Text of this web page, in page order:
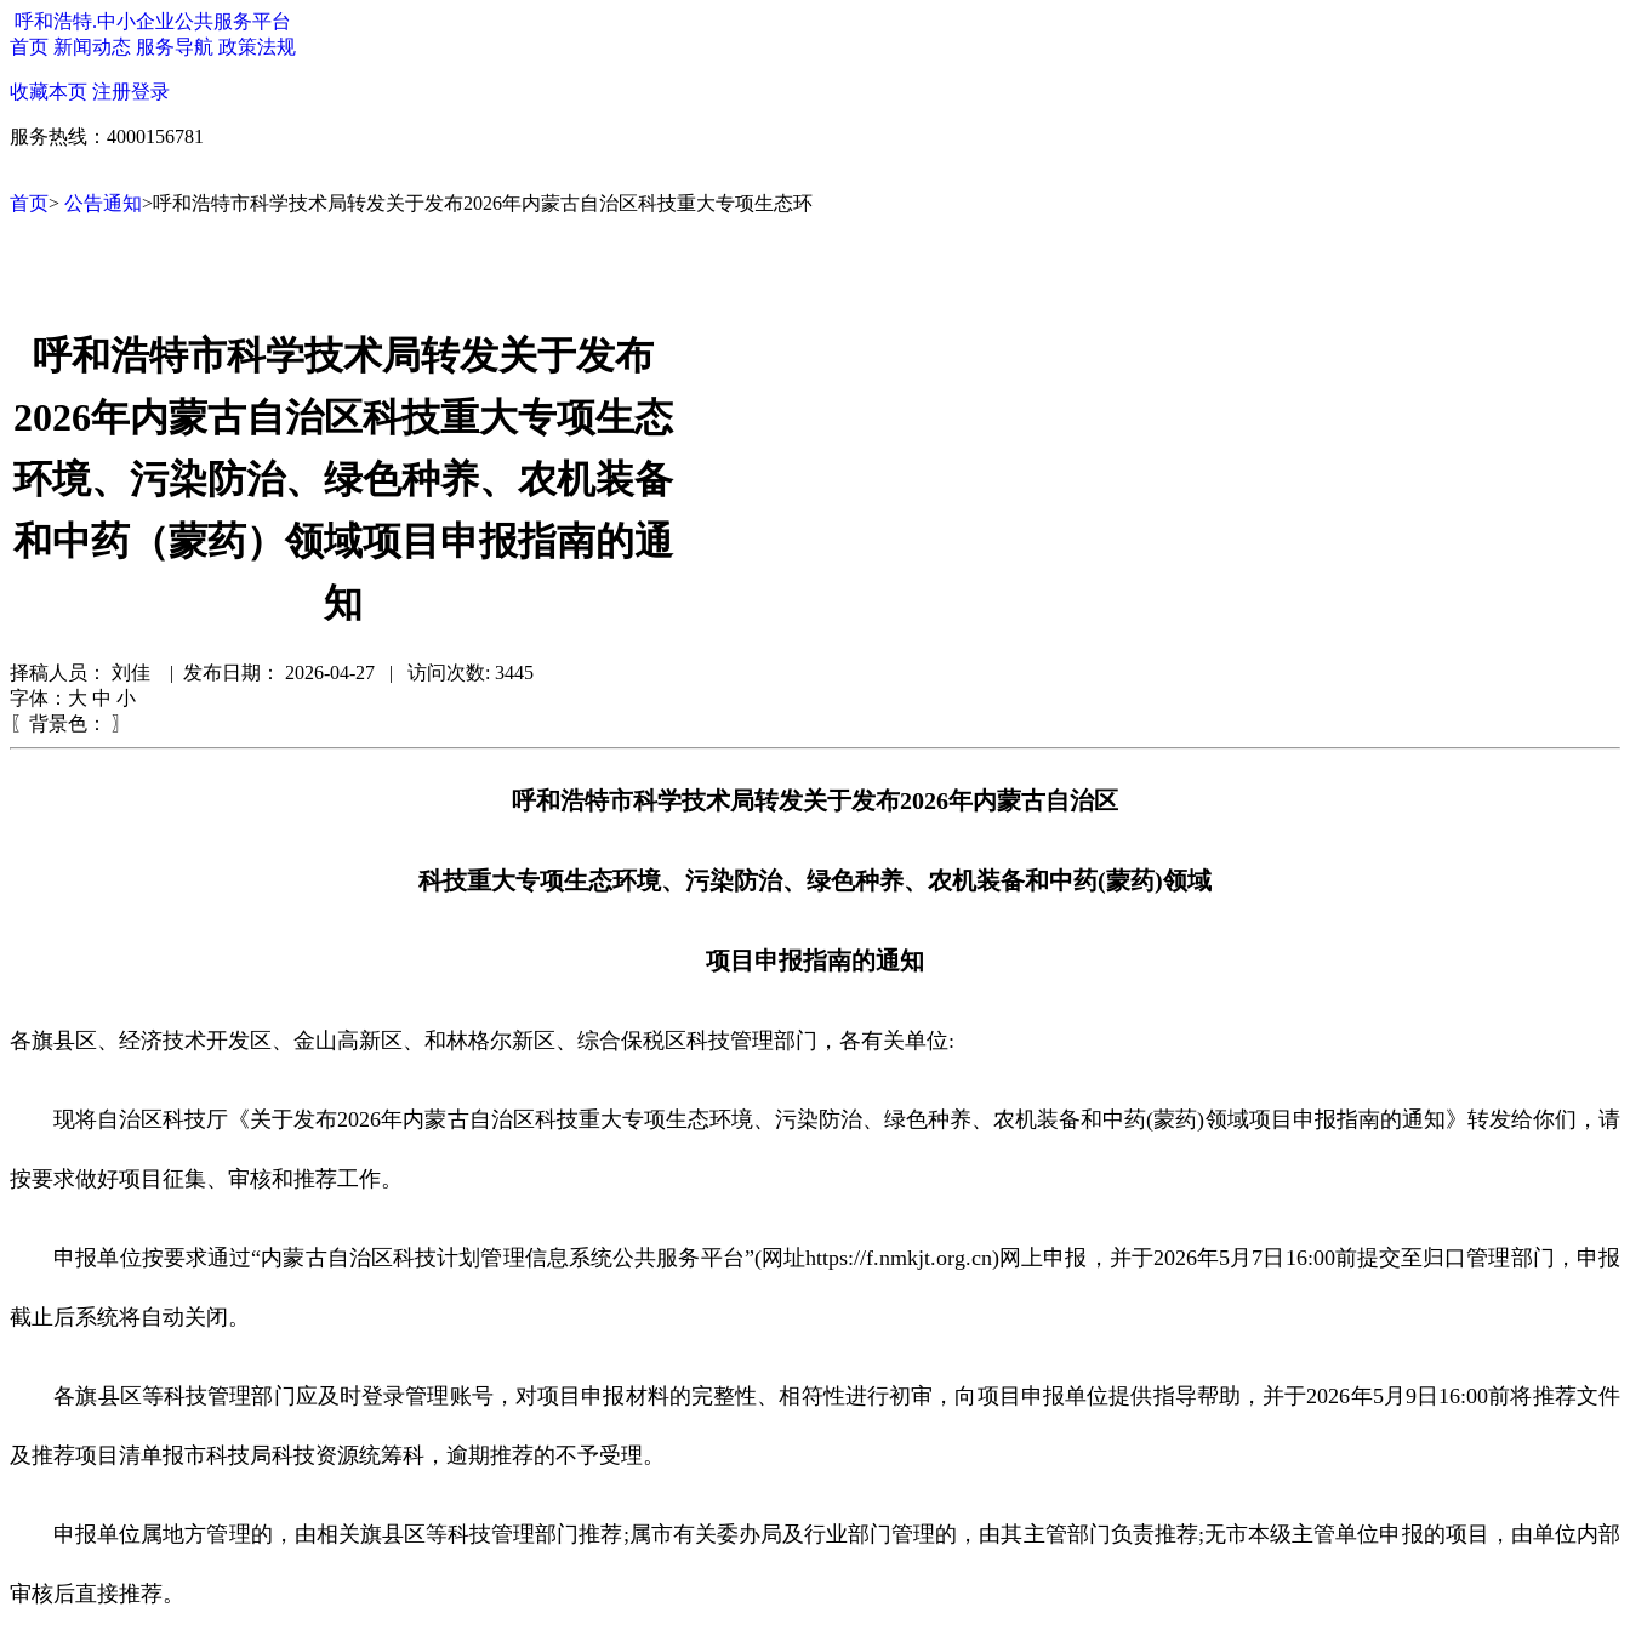
呼和浩特.中小企业公共服务平台
首页 新闻动态 服务导航 政策法规
收藏本页 注册登录
服务热线：4000156781
首页> 公告通知>呼和浩特市科学技术局转发关于发布2026年内蒙古自治区科技重大专项生态环
呼和浩特市科学技术局转发关于发布
2026年内蒙古自治区科技重大专项生态
环境、污染防治、绿色种养、农机装备
和中药（蒙药）领域项目申报指南的通
知
择稿人员： 刘佳 | 发布日期：
2026-04-27 | 访问次数: 3445
字体： 大 中 小
〖背景色： 〗
呼和浩特市科学技术局转发关于发布2026年内蒙古自治区
科技重大专项生态环境、污染防治、绿色种养、农机装备和中药(蒙药)领域
项目申报指南的通知
各旗县区、经济技术开发区、金山高新区、和林格尔新区、综合保税区科技管理部门，各有关单位:
现将自治区科技厅《关于发布2026年内蒙古自治区科技重大专项生态环境、污染防治、绿色种养、农机装备和中药(蒙药)领域项目申报指南的通知》转发给你们，请
按要求做好项目征集、审核和推荐工作。
申报单位按要求通过“内蒙古自治区科技计划管理信息系统公共服务平台”(网址https://f.nmkjt.org.cn)网上申报，并于2026年5月7日16:00前提交至归口管理部门，申报
截止后系统将自动关闭。
各旗县区等科技管理部门应及时登录管理账号，对项目申报材料的完整性、相符性进行初审，向项目申报单位提供指导帮助，并于2026年5月9日16:00前将推荐文件
及推荐项目清单报市科技局科技资源统筹科，逾期推荐的不予受理。
申报单位属地方管理的，由相关旗县区等科技管理部门推荐;属市有关委办局及行业部门管理的，由其主管部门负责推荐;无市本级主管单位申报的项目，由单位内部
审核后直接推荐。